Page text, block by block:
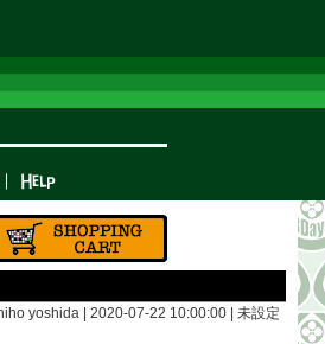
yoshida | 2020-07-22 10:00:00 | 未設定